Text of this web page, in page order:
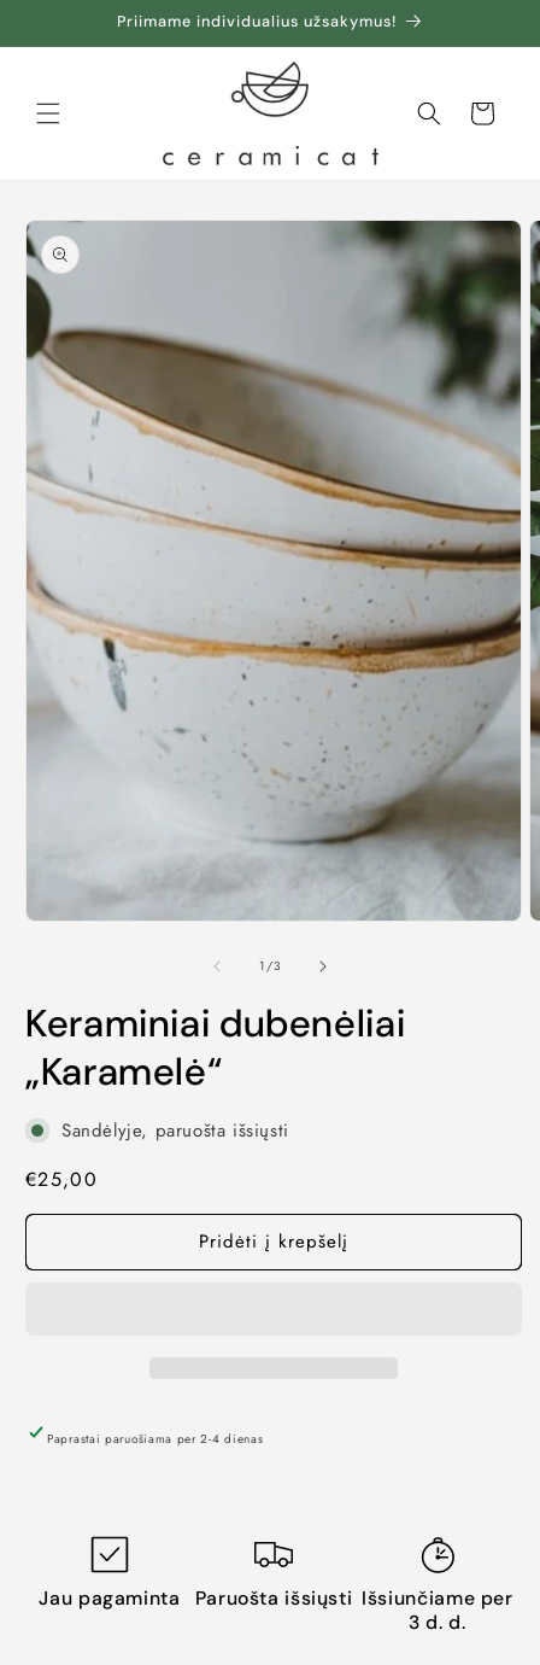
Priimame individualius užsakymus!
Krepšelis
1/3
Keraminiai dubenėliai
„Karamelė“
Sandėlyje, paruošta išsiųsti
Kaina
€25,00
Pridėti į krepšelį
Paprastai paruošiama per 2-4 dienas
Jau pagaminta Paruošta išsiųsti Išsiunčiame per
3 d. d.